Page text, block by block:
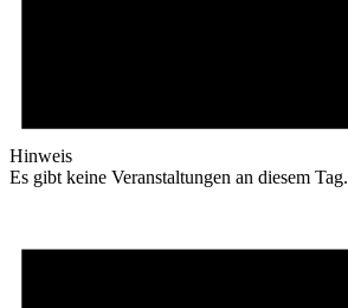
Hinweis
Es gibt keine Veranstaltungen an diesem Tag.